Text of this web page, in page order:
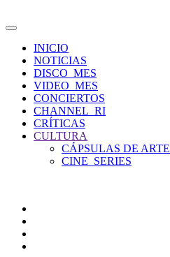
INICIO
NOTICIAS
DISCO_MES
VIDEO_MES
CONCIERTOS
CHANNEL_RI
CRÍTICAS
CULTURA
CÁPSULAS DE ARTE
CINE_SERIES